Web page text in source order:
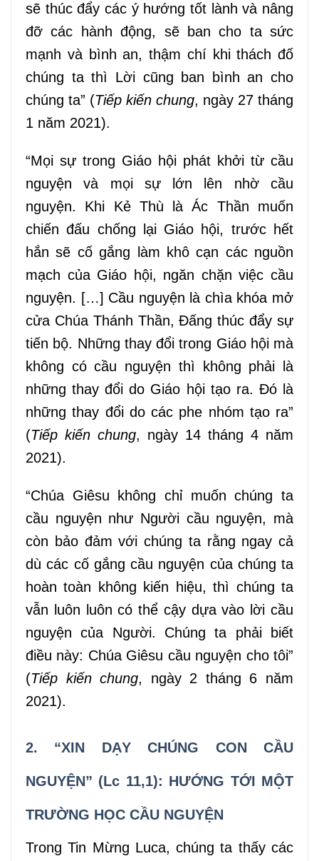
sẽ thúc đẩy các ý hướng tốt lành và nâng
đỡ các hành động, sẽ ban cho ta sức
mạnh và bình an, thậm chí khi thách đố
chúng ta thì Lời cũng ban bình an cho
chúng ta” (Tiếp kiến chung, ngày 27 tháng
1 năm 2021).
“Mọi sự trong Giáo hội phát khởi từ cầu
nguyện và mọi sự lớn lên nhờ cầu
nguyện. Khi Kẻ Thù là Ác Thần muốn
chiến đấu chống lại Giáo hội, trước hết
hắn sẽ cố gắng làm khô cạn các nguồn
mạch của Giáo hội, ngăn chặn việc cầu
nguyện. […] Cầu nguyện là chìa khóa mở
cửa Chúa Thánh Thần, Đấng thúc đẩy sự
tiến bộ. Những thay đổi trong Giáo hội mà
không có cầu nguyện thì không phải là
những thay đổi do Giáo hội tạo ra. Đó là
những thay đổi do các phe nhóm tạo ra”
(Tiếp kiến chung, ngày 14 tháng 4 năm
2021).
“Chúa Giêsu không chỉ muốn chúng ta
cầu nguyện như Người cầu nguyện, mà
còn bảo đảm với chúng ta rằng ngay cả
dù các cố gắng cầu nguyện của chúng ta
hoàn toàn không kiến hiệu, thì chúng ta
vẫn luôn luôn có thể cậy dựa vào lời cầu
nguyện của Người. Chúng ta phải biết
điều này: Chúa Giêsu cầu nguyện cho tôi”
(Tiếp kiến chung, ngày 2 tháng 6 năm
2021).
2. “XIN DẠY CHÚNG CON CẦU
NGUYỆN” (Lc 11,1): HƯỚNG TỚI MỘT
TRƯỜNG HỌC CẦU NGUYỆN
Trong Tin Mừng Luca, chúng ta thấy các